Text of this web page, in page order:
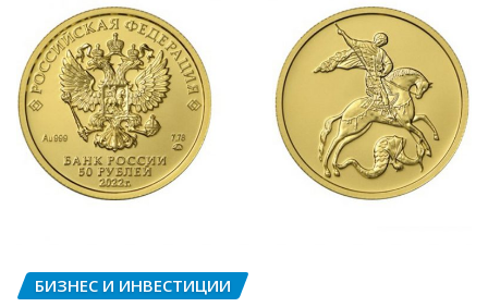
БИЗНЕС И ИНВЕСТИЦИИ